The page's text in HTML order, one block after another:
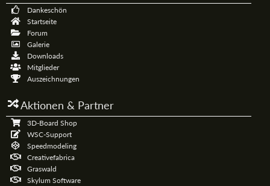
Dankeschön
Startseite
Forum
Galerie
Downloads
Mitglieder
Auszeichnungen
Aktionen & Partner
3D-Board Shop
WSC-Support
Speedmodeling
Creativefabrica
Graswald
Skylum Software